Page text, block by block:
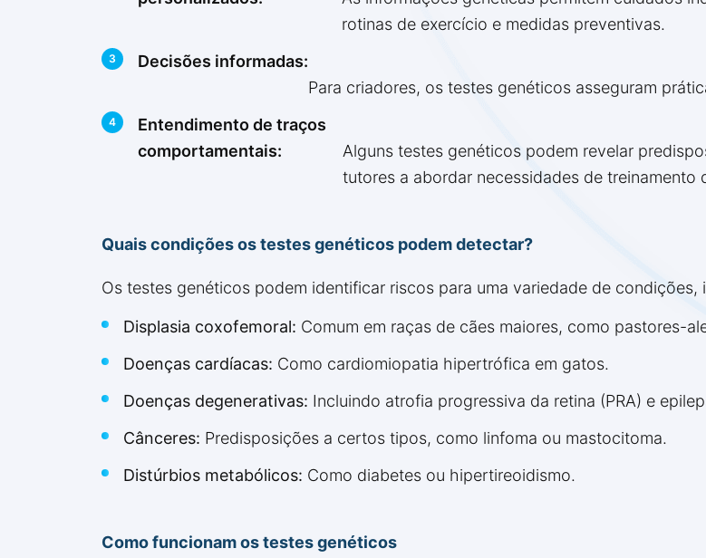
rotinas de exercício e medidas preventivas.
Decisões informadas:
Para criadores, os testes genéticos asseguram
Entendimento de traços
comportamentais:
Alguns testes genéticos podem revelar
tutores a abordar necessidades de treinamento
Quais condições os testes genéticos podem detectar?
Os testes genéticos podem identificar riscos para uma variedade de condições,
Displasia coxofemoral: Comum em raças de cães maiores, como pastores-
Doenças cardíacas: Como cardiomiopatia hipertrófica em gatos.
Doenças degenerativas: Incluindo atrofia progressiva da retina (PRA) e
Cânceres: Predisposições a certos tipos, como linfoma ou mastocitoma.
Distúrbios metabólicos: Como diabetes ou hipertireoidismo.
Como funcionam os testes genéticos